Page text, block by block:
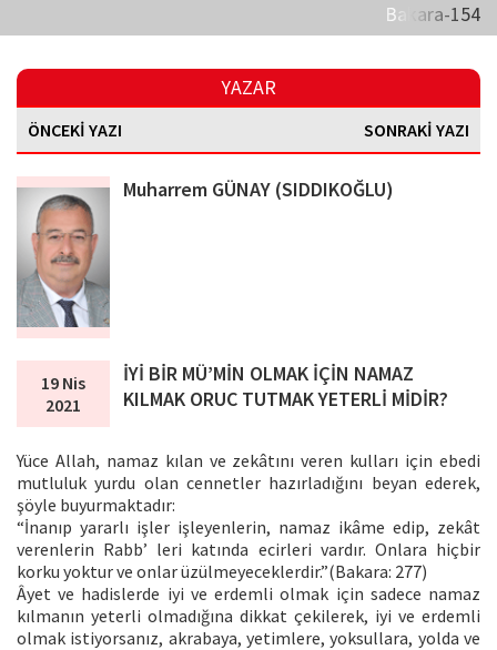
Bakara-154
YAZAR
ÖNCEKİ YAZI SONRAKİ YAZI
Muharrem GÜNAY (SIDDIKOĞLU)
19 Nis
2021
İYİ BİR MÜ’MİN OLMAK İÇİN NAMAZ
KILMAK ORUC TUTMAK YETERLİ MİDİR?
Yüce Allah, namaz kılan ve zekâtını veren kulları için ebedi
mutluluk yurdu olan cennetler hazırladığını beyan ederek,
şöyle buyurmaktadır:
“İnanıp yararlı işler işleyenlerin, namaz ikâme edip, zekât
verenlerin Rabb’ leri katında ecirleri vardır. Onlara hiçbir
korku yoktur ve onlar üzülmeyeceklerdir.”(Bakara: 277)
Âyet ve hadislerde iyi ve erdemli olmak için sadece namaz
kılmanın yeterli olmadığına dikkat çekilerek, iyi ve erdemli
olmak istiyorsanız, akrabaya, yetimlere, yoksullara, yolda ve